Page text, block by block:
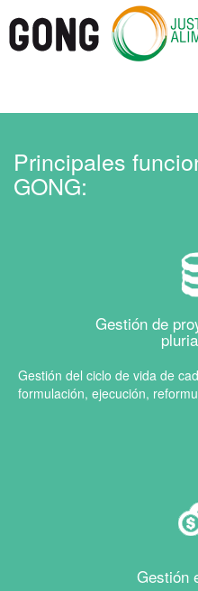
Principales
GONG:
Gestión de
Gestión del ciclo de vida de
formulación, ejecución,
Gestión